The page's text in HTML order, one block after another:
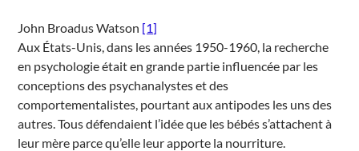
John Broadus Watson [1]
Aux États-Unis, dans les années 1950-1960, la recherche
en psychologie était en grande partie influencée par les
conceptions des psychanalystes et des
comportementalistes, pourtant aux antipodes les uns des
autres. Tous défendaient l’idée que les bébés s’attachent à
leur mère parce qu’elle leur apporte la nourriture.